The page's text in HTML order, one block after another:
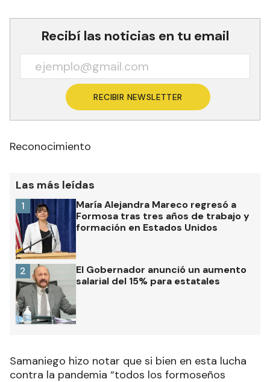
Recibí las noticias en tu email
RECIBIR NEWSLETTER
Reconocimiento
Las más leídas
María Alejandra Mareco regresó a
Formosa tras tres años de trabajo y
formación en Estados Unidos
1
El Gobernador anunció un aumento
salarial del 15% para estatales
2
Samaniego hizo notar que si bien en esta lucha
contra la pandemia “todos los formoseños